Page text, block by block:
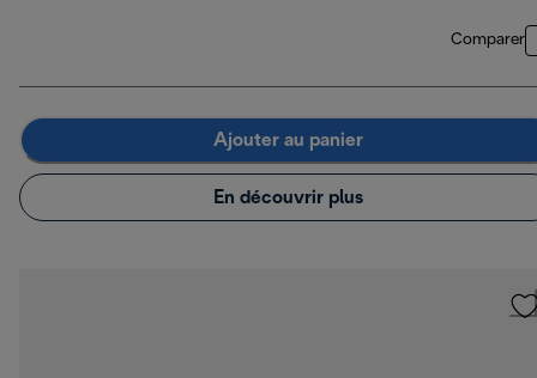
Comparer
Ajouter au panier
En découvrir plus